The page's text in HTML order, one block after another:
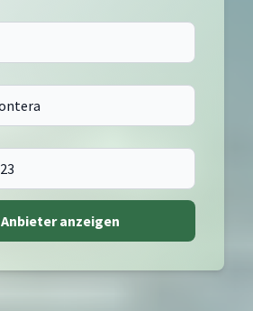
Anbieter anzeigen